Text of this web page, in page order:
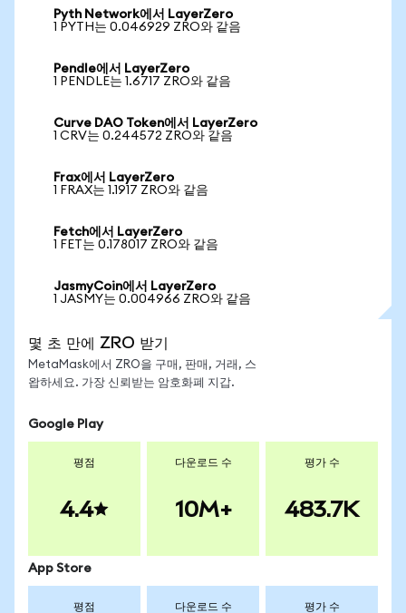
Pyth Network에서 LayerZero
1 PYTH는 0.046929 ZRO와 같음
Pendle에서 LayerZero
1 PENDLE는 1.6717 ZRO와 같음
Curve DAO Token에서 LayerZero
1 CRV는 0.244572 ZRO와 같음
Frax에서 LayerZero
1 FRAX는 1.1917 ZRO와 같음
Fetch에서 LayerZero
1 FET는 0.178017 ZRO와 같음
JasmyCoin에서 LayerZero
1 JASMY는 0.004966 ZRO와 같음
몇 초 만에 ZRO 받기
MetaMask에서 ZRO을 구매, 판매, 거래, 스
왑하세요. 가장 신뢰받는 암호화폐 지갑.
Google Play
평점
4.4
다운로드 수
10M+
평가 수
483.7K
App Store
평점 다운로드 수 평가 수